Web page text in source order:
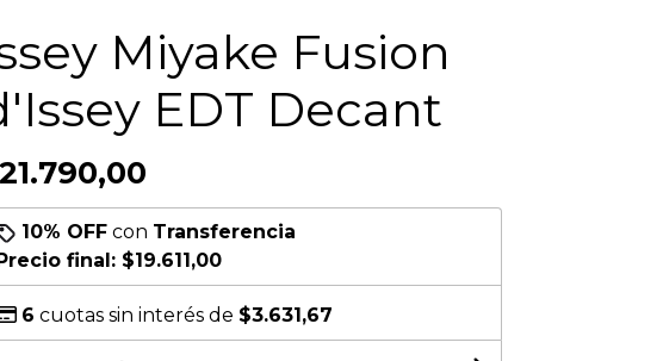
Miyake Fusion
EDT Decant
10% OFFcon Transferencia
final: $19.611,00
6 cuotas sin interés de $3.631,67